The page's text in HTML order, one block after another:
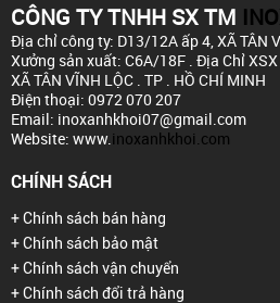
CÔNG TY TNHH SX TM
Địa chỉ công ty: D13/12A ấp 4, XÃ TÂN
Xưởng sản xuất: C6A/18F . Địa Chỉ XSX
XÃ TÂN VĨNH LỘC . TP . HỒ CHÍ MINH
Điện thoại: 0972 070 207
Email: inoxanhkhoi07@gmail.com
Website: www. inoxanhkhoi.com
CHÍNH SÁCH
+ Chính sách bán hàng
+ Chính sách bảo mật
+ Chính sách vận chuyển
+ Chính sách đổi trả hàng